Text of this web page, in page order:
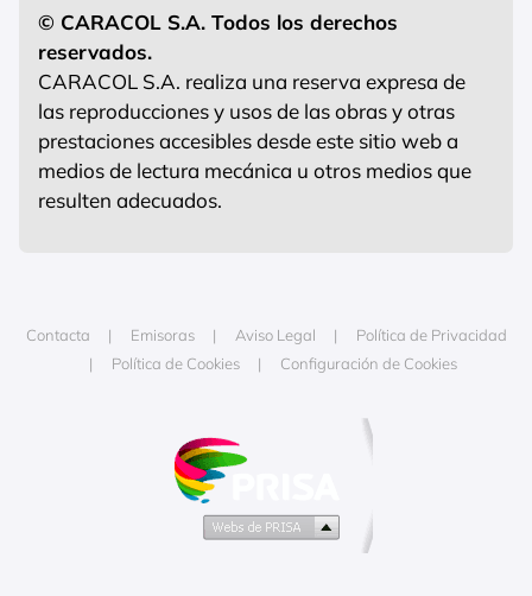
© CARACOL S.A. Todos los derechos
reservados.
CARACOL S.A. realiza una reserva expresa de
las reproducciones y usos de las obras y otras
prestaciones accesibles desde este sitio web a
medios de lectura mecánica u otros medios que
resulten adecuados.
Contacta Emisoras Aviso Legal
Política de Privacidad
Política de Cookies
Configuración de Cookies